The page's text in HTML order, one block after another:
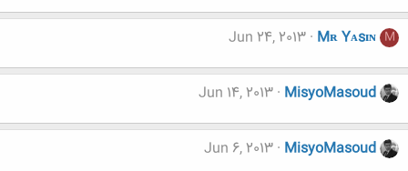
M
Mʀ Yᴀsɪɴ
Jun 24, 2013
MisyoMasoud
Jun 14, 2013
MisyoMasoud
Jun 6, 2013